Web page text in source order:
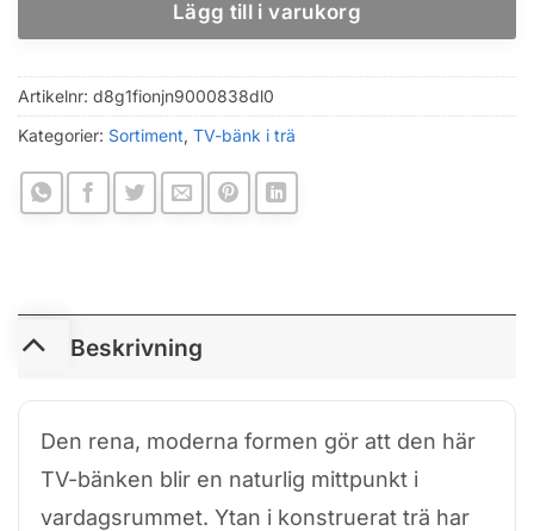
Lägg till i varukorg
Artikelnr: d8g1fionjn9000838dl0
Kategorier: Sortiment TV-bänk i trä
Beskrivning
Den rena, moderna formen gör att den här
TV-bänken blir en naturlig mittpunkt i
vardagsrummet. Ytan i konstruerat trä har